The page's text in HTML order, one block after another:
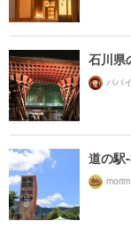
石川県
パパ
道の駅
morim